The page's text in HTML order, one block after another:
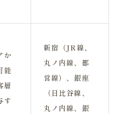
か
能
層
す
新宿（JR線、
丸ノ内線、都
営線）、銀座
（日比谷線、
丸ノ内線、銀